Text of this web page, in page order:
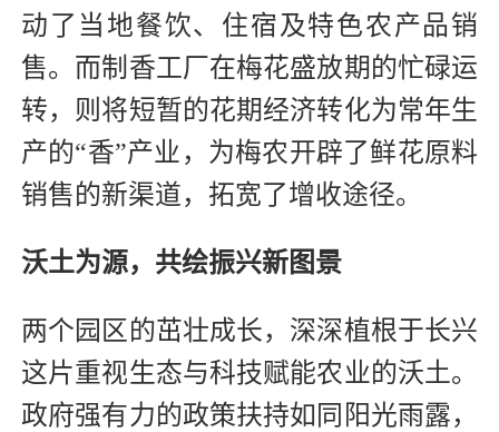
动了当地餐饮、住宿及特色农产品销
售。而制香工厂在梅花盛放期的忙碌运
转，则将短暂的花期经济转化为常年生
产的“香”产业，为梅农开辟了鲜花原料
销售的新渠道，拓宽了增收途径。
沃土为源，共绘振兴新图景
两个园区的茁壮成长，深深植根于长兴
这片重视生态与科技赋能农业的沃土。
政府强有力的政策扶持如同阳光雨露，